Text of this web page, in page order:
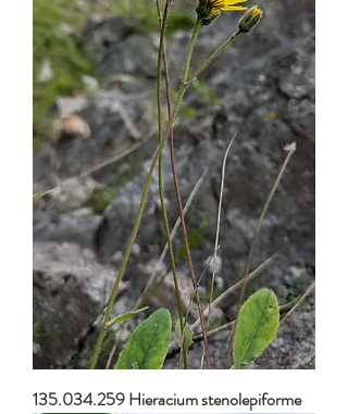
135.034.259 Hieracium stenolepiforme